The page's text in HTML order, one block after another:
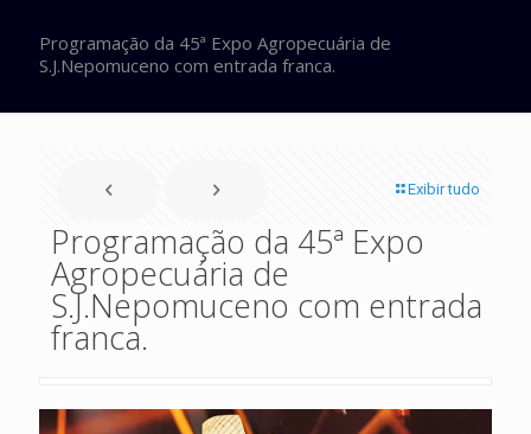
Programação da 45ª Expo Agropecuária de
S.J.Nepomuceno com entrada franca.
Exibir tudo
Programação da 45ª Expo
Agropecuária de
S.J.Nepomuceno com entrada
franca.